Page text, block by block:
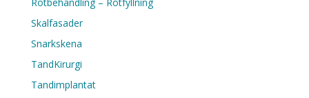
Skalfasader
Snarkskena
TandKirurgi
Tandimplantat